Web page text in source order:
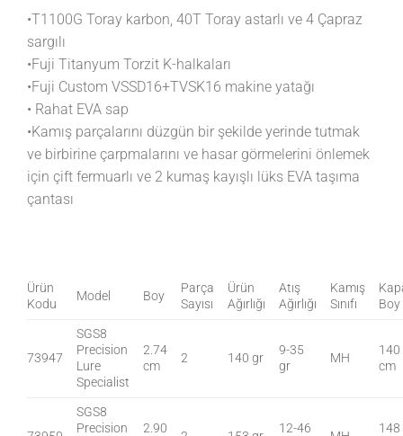
•T1100G Toray karbon, 40T Toray astarlı ve 4 Çapraz
sargılı
•Fuji Titanyum Torzit K-halkaları
•Fuji Custom VSSD16+TVSK16 makine yatağı
• Rahat EVA sap
•Kamış parçalarını düzgün bir şekilde yerinde tutmak
ve birbirine çarpmalarını ve hasar görmelerini önlemek
için çift fermuarlı ve 2 kumaş kayışlı lüks EVA taşıma
çantası
Ürün
Kodu
Model Boy
Parça
Sayısı
Ürün
Ağırlığı
Atış
Ağırlığı
Kamış
Sınıfı
Boy
73947
SGS8
Precision
Lure
Specialist
2.74
cm
2 140 gr
9-35
gr
MH
140
cm
SGS8
Precision
2.90
12-46
148